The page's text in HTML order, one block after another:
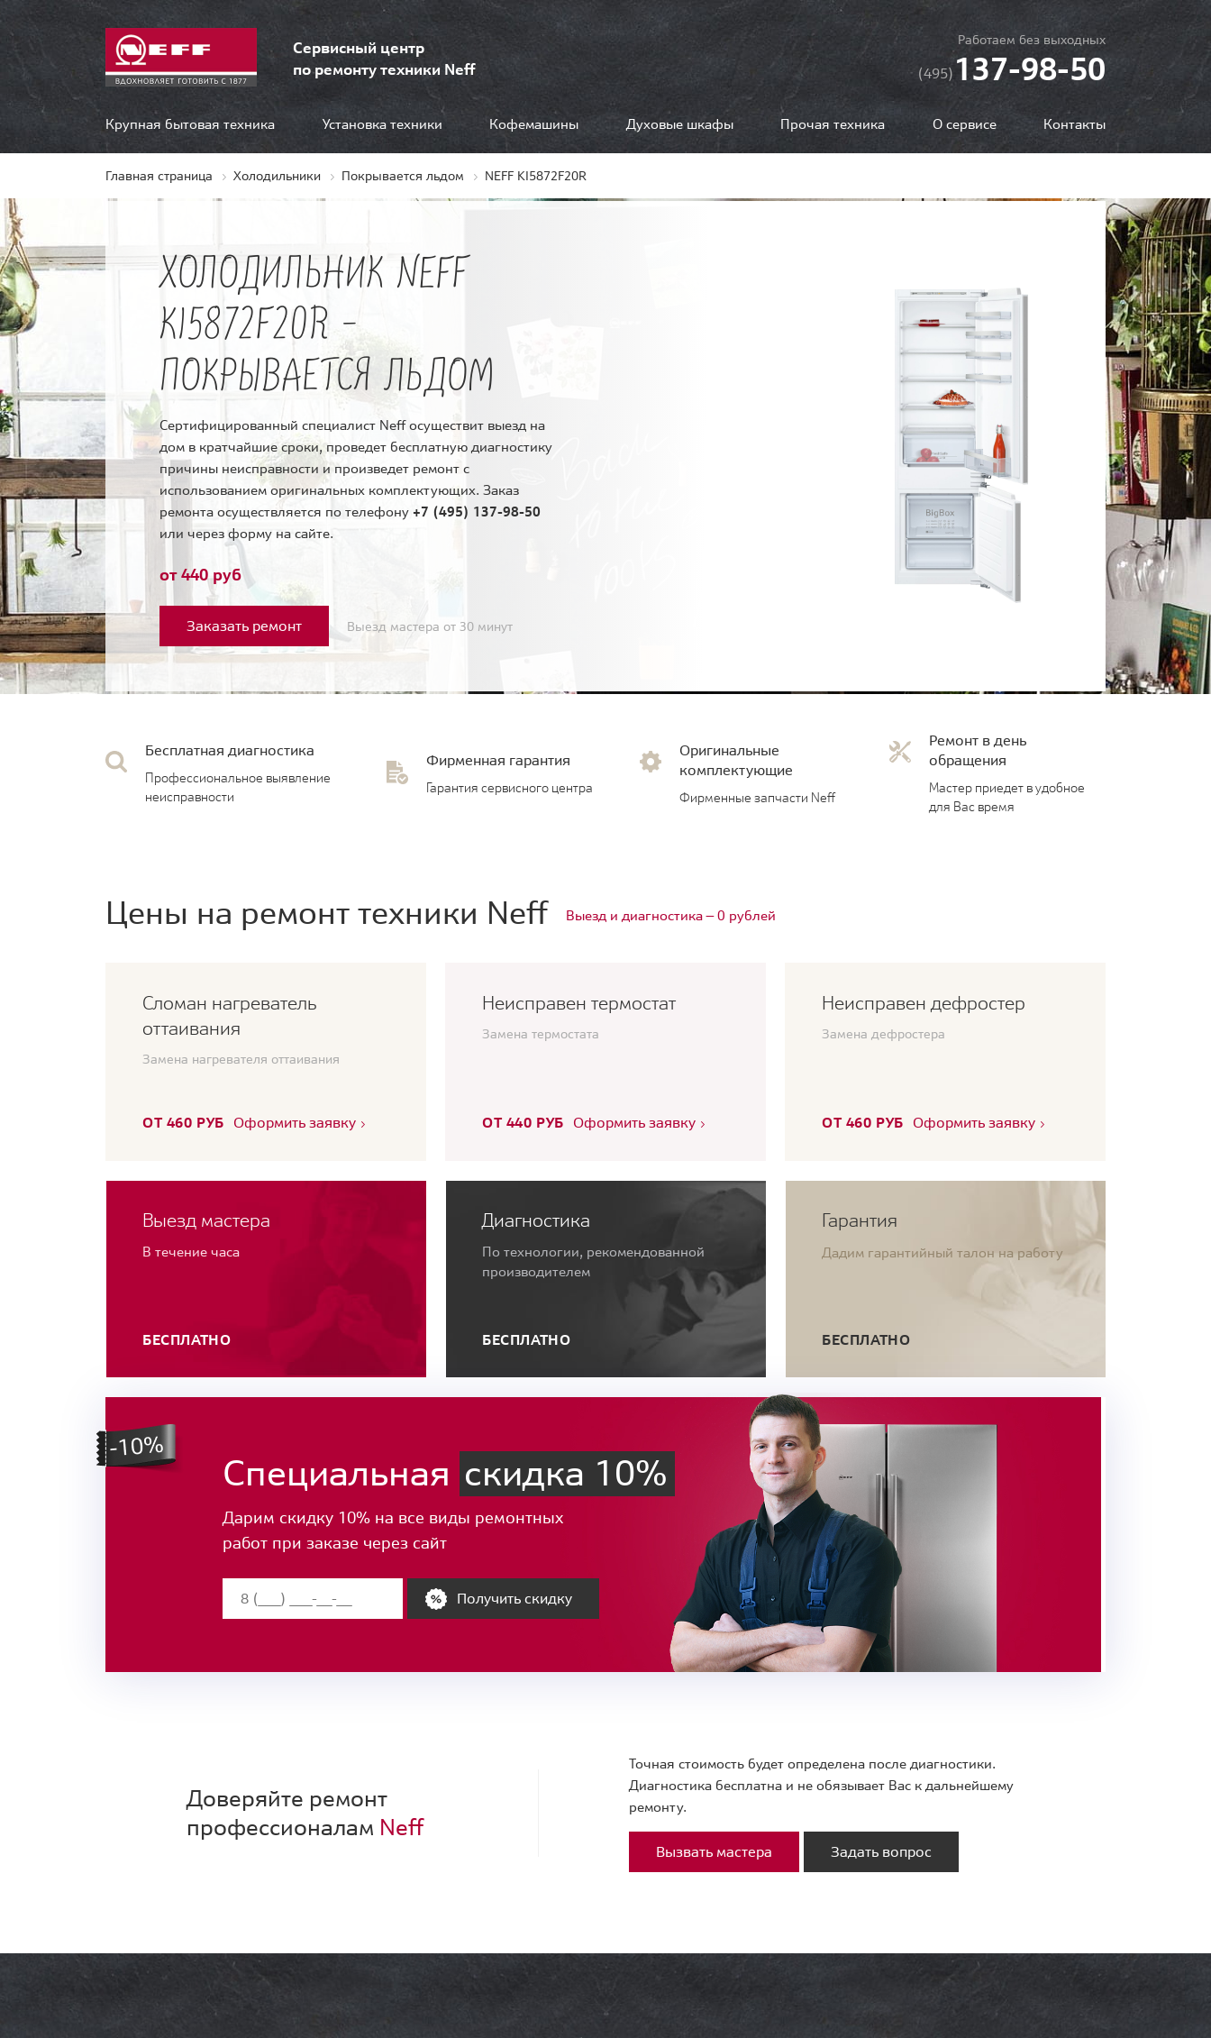
Сервисный центр
по ремонту техники Neff
Работаем без выходных
(495)137-98-50
Крупная бытовая техника Установка техники Кофемашины Духовые шкафы Прочая техника О сервисе Контакты
Главная страница Холодильники Покрывается льдом NEFF KI5872F20R
ХОЛОДИЛЬНИК NEFF
KI5872F20R -
ПОКРЫВАЕТСЯ ЛЬДОМ
Сертифицированный специалист Neff осуществит выезд на
дом в кратчайшие сроки, проведет бесплатную диагностику
причины неисправности и произведет ремонт с
использованием оригинальных комплектующих. Заказ
ремонта осуществляется по телефону +7 (495) 137-98-50
или через форму на сайте.
от 440 руб
Заказать ремонт Выезд мастера от 30 минут
Бесплатная диагностика
Профессиональное выявление
неисправности
Фирменная гарантия
Гарантия сервисного центра
Оригинальные
комплектующие
Фирменные запчасти Neff
Ремонт в день
обращения
Мастер приедет в удобное
для Вас время
Цены на ремонт техники Neff Выезд и диагностика — 0 рублей
Сломан нагреватель
оттаивания
Замена нагревателя оттаивания
ОТ 460 РУБ Оформить заявку
Неисправен термостат
Замена термостата
ОТ 440 РУБ Оформить заявку
Неисправен дефростер
Замена дефростера
ОТ 460 РУБ Оформить заявку
Выезд мастера
В течение часа
БЕСПЛАТНО
Диагностика
По технологии, рекомендованной
производителем
БЕСПЛАТНО
Гарантия
Дадим гарантийный талон на работу
БЕСПЛАТНО
Специальная скидка 10%
Дарим скидку 10% на все виды ремонтных
работ при заказе через сайт
Получить скидку
Доверяйте ремонт
профессионалам Neff
Точная стоимость будет определена после диагностики.
Диагностика бесплатна и не обязывает Вас к дальнейшему
ремонту.
Вызвать мастера Задать вопрос